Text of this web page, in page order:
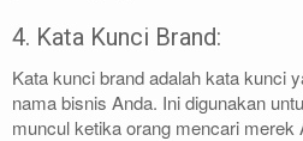
4. Kata Kunci Brand:
Kata kunci brand adalah kata kunci
nama bisnis Anda. Ini digunakan
muncul ketika orang mencari merek